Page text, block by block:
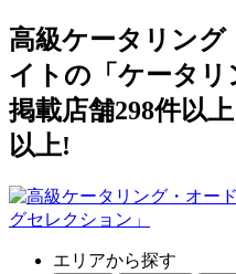
高級ケータリング
イトの「ケータリ
掲載店舗298件以
以上!
エリアから探す